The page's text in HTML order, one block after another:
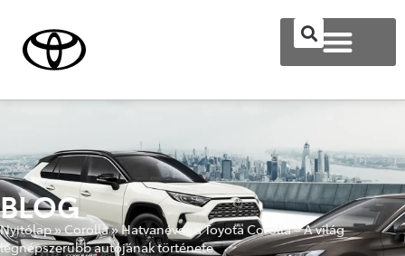
BLOG
Nyitólap»Corolla»Hatvanéves a Toyota Corolla – A világ
legnépszerűbb autójának története